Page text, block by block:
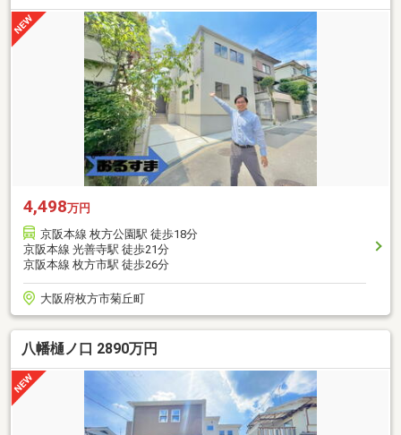
4,498万円
京阪本線 枚方公園駅 徒歩18分
京阪本線 光善寺駅 徒歩21分
京阪本線 枚方市駅 徒歩26分
大阪府枚方市菊丘町
八幡樋ノ口 2890万円